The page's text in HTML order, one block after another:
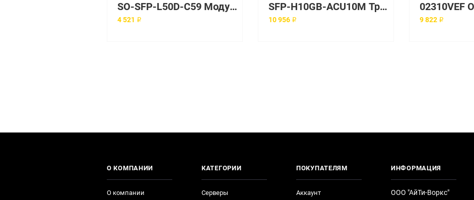
SO-SFP-L50D-C59 Модуль CWDM SFP Smartopics
4 521 ₽
SFP-H10GB-ACU10M Трансивер Cisco
10 956 ₽ 9 822 ₽
О КОМПАНИИ
О компании
КАТЕГОРИИ
Серверы
ПОКУПАТЕЛЯМ
Аккаунт
ИНФОРМАЦИЯ
ООО "АйТи-Воркс"